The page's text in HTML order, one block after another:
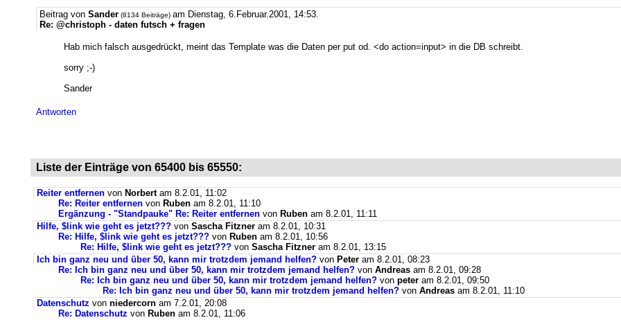
Beitrag von Sander (8134 Beiträge) am Dienstag, 6.Februar.2001, 14:53.
Re: @christoph - daten futsch + fragen
Hab mich falsch ausgedrückt, meint das Template was die Daten per put od. <do action=input> in die DB schreibt.
sorry ;-)
Sander
Antworten
Liste der Einträge von 65400 bis 65550:
Reiter entfernen von Norbertam 8.2.01, 11:02
Re: Reiter entfernen von Ruben am 8.2.01, 11:10
Ergänzung - "Standpauke" Re: Reiter entfernen von Ruben am 8.2.01, 11:11
Hilfe, $link wie geht es jetzt??? von Sascha Fitzner am 8.2.01, 10:31
Re: Hilfe, $link wie geht es jetzt??? von Ruben am 8.2.01, 10:56
Re: Hilfe, $link wie geht es jetzt??? von Sascha Fitzner am 8.2.01, 13:15
Ich bin ganz neu und über 50, kann mir trotzdem jemand helfen? von Peter am 8.2.01, 08:23
Re: Ich bin ganz neu und über 50, kann mir trotzdem jemand helfen? von Andreas am 8.2.01, 09:28
Re: Ich bin ganz neu und über 50, kann mir trotzdem jemand helfen? von peter am 8.2.01, 09:50
Re: Ich bin ganz neu und über 50, kann mir trotzdem jemand helfen? von Andreas am 8.2.01, 11:10
Datenschutz von niedercorn am 7.2.01, 20:08
Re: Datenschutz von Ruben am 8.2.01, 11:06